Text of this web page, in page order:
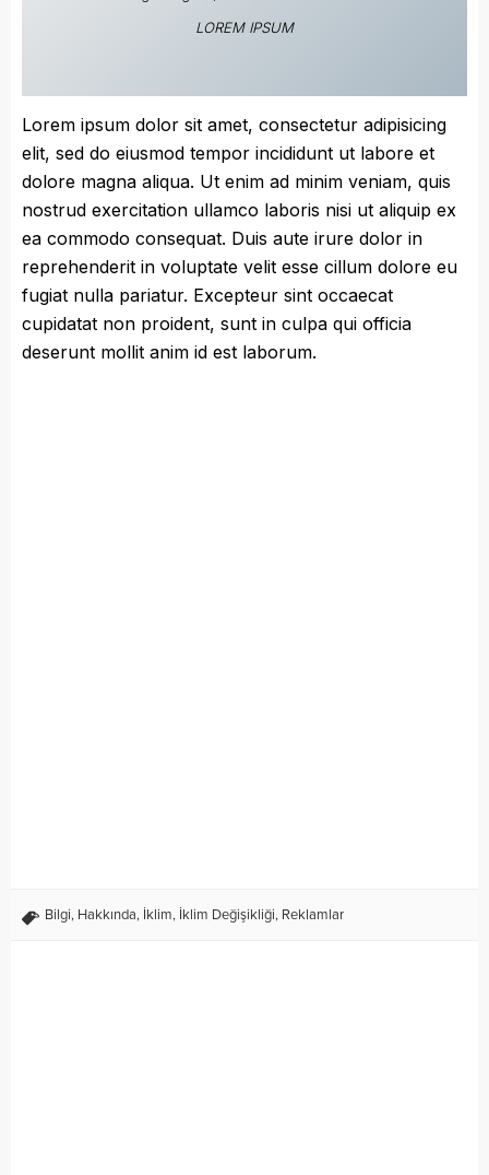
LOREM IPSUM
Lorem ipsum dolor sit amet, consectetur adipisicing
elit, sed do eiusmod tempor incididunt ut labore et
dolore magna aliqua. Ut enim ad minim veniam, quis
nostrud exercitation ullamco laboris nisi ut aliquip ex
ea commodo consequat. Duis aute irure dolor in
reprehenderit in voluptate velit esse cillum dolore eu
fugiat nulla pariatur. Excepteur sint occaecat
cupidatat non proident, sunt in culpa qui officia
deserunt mollit anim id est laborum.
Bilgi, Hakkında, İklim, İklim Değişikliği, Reklamlar